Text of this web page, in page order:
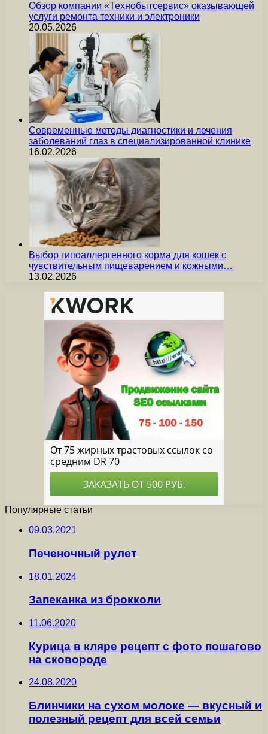
Обзор компании «Технобытсервис» оказывающей
услуги ремонта техники и электроники
20.05.2026
Современные методы диагностики и лечения
заболеваний глаз в специализированной клинике
16.02.2026
Выбор гипоаллергенного корма для кошек с
чувствительным пищеварением и кожными…
13.02.2026
Популярные статьи
09.03.2021
Печеночный рулет
18.01.2024
Запеканка из брокколи
11.06.2020
Курица в кляре рецепт с фото пошагово
на сковороде
24.08.2020
Блинчики на сухом молоке — вкусный и
полезный рецепт для всей семьи